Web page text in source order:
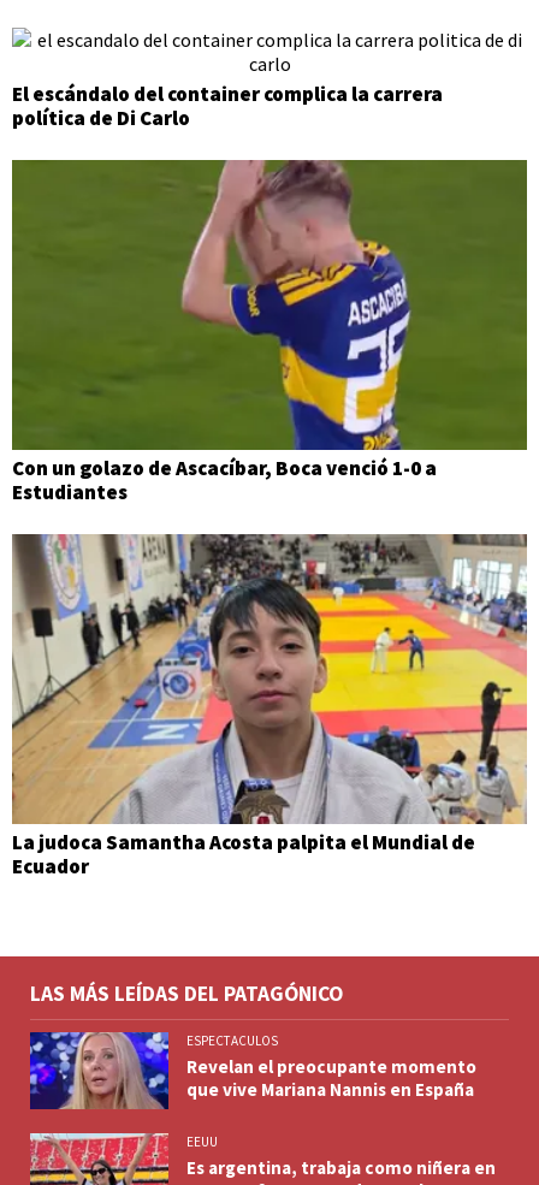
El escándalo del container complica la carrera
política de Di Carlo
Con un golazo de Ascacíbar, Boca venció 1-0 a
Estudiantes
La judoca Samantha Acosta palpita el Mundial de
Ecuador
LAS MÁS LEÍDAS DEL PATAGÓNICO
ESPECTACULOS
Revelan el preocupante momento
que vive Mariana Nannis en España
EEUU
Es argentina, trabaja como niñera en